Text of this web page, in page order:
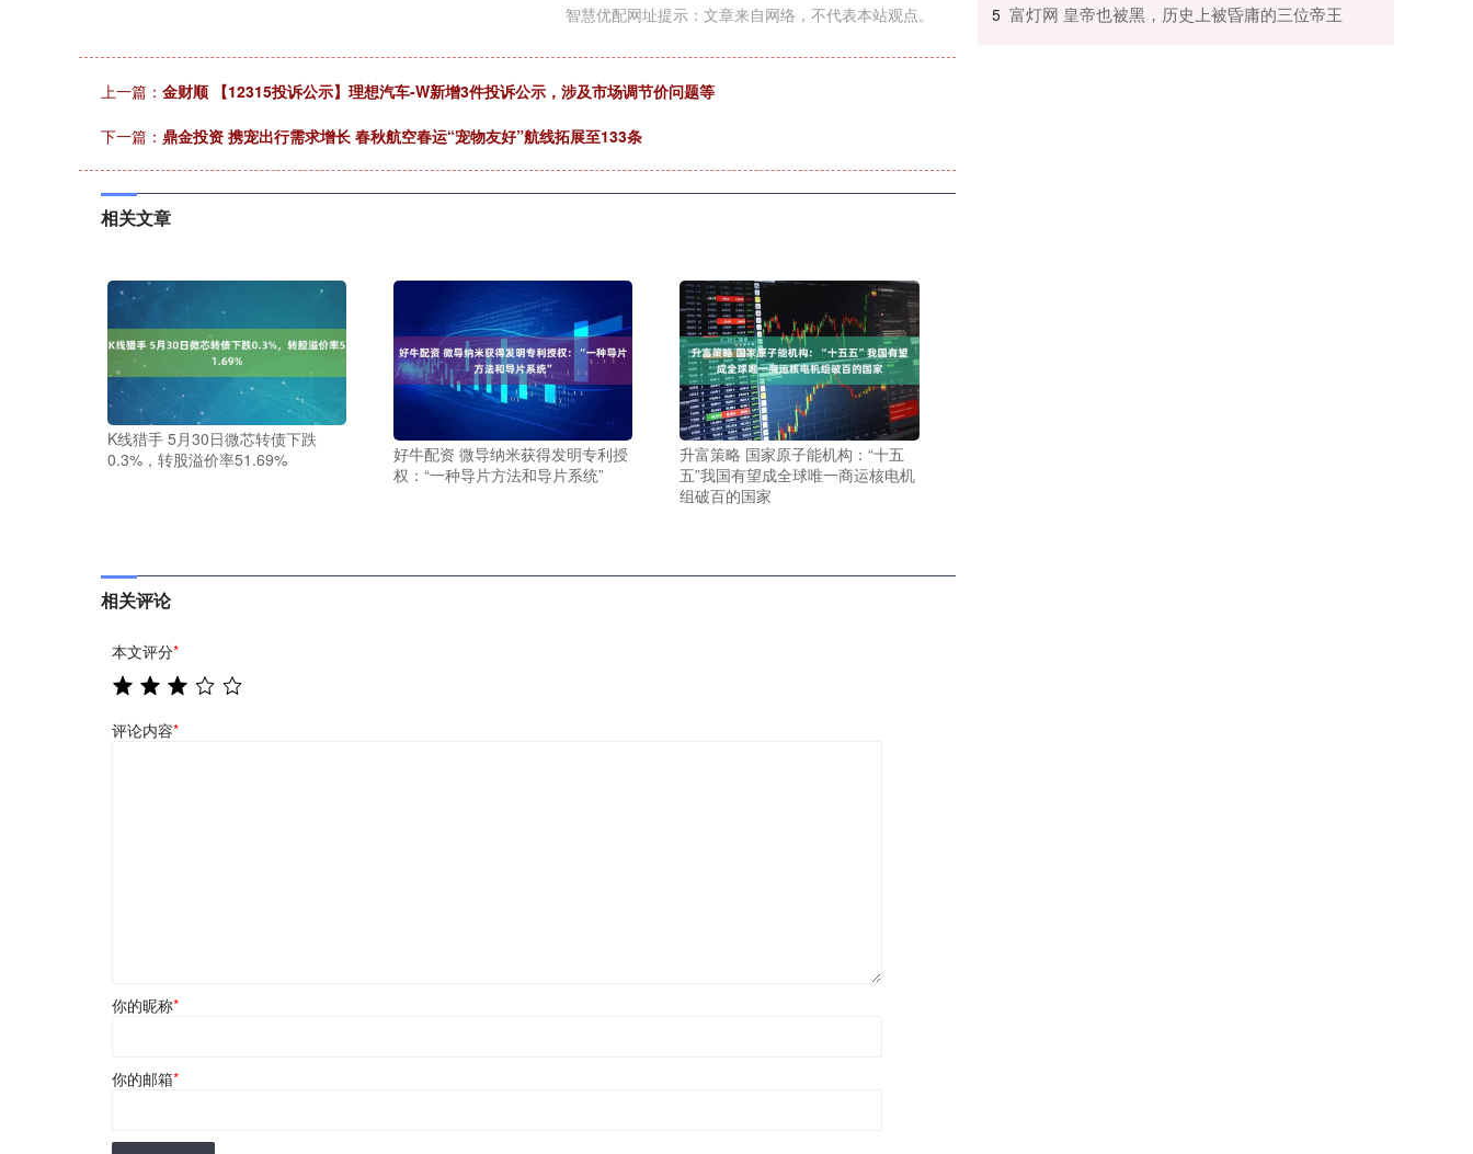
智慧优配网址提示：文章来自网络，不代表本站观点。
上一篇： 金财顺 【12315投诉公示】理想汽车-W新增3件投诉公示，涉及市场调节价问题等
下一篇： 鼎金投资 携宠出行需求增长 春秋航空春运“宠物友好”航线拓展至133条
相关文章
K线猎手 5月30日微芯转债下跌
0.3%，转股溢价率51.69%
好牛配资 微导纳米获得发明专利授
权：“一种导片方法和导片系统”
升富策略 国家原子能机构：“十五
五”我国有望成全球唯一商运核电机
组破百的国家
相关评论
本文评分*
评论内容*
你的昵称*
你的邮箱*
5 ​富灯网 皇帝也被黑，历史上被昏庸的三位帝王